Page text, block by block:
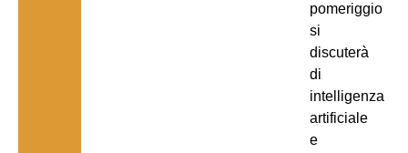
pomeriggio
si
discuterà
di
intelligenza
artificiale
e